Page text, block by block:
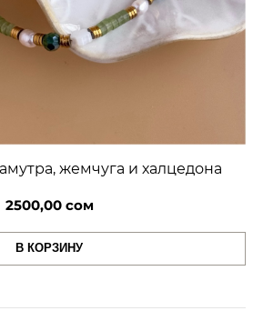
жемчуга и халцедона
2500,00 сом
В КОРЗИНУ